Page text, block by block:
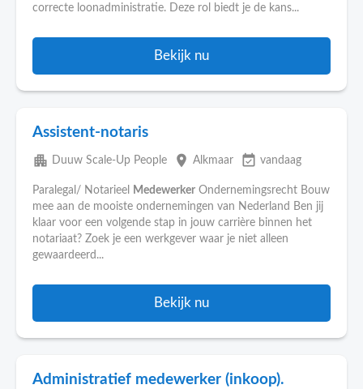
correcte loonadministratie. Deze rol biedt je de kans...
Bekijk nu
Assistent-notaris
apartment Duuw Scale-Up People place Alkmaar event_available vandaag
Paralegal/ Notarieel Medewerker Ondernemingsrecht Bouw
mee aan de mooiste ondernemingen van Nederland Ben jij
klaar voor een volgende stap in jouw carrière binnen het
notariaat? Zoek je een werkgever waar je niet alleen
gewaardeerd...
Bekijk nu
Administratief medewerker (inkoop).